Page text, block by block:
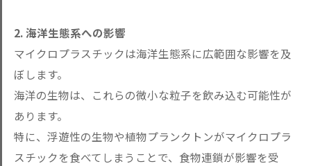
2. 海洋生態系への影響
マイクロプラスチックは海洋生態系に広範囲な影響を及
ぼします。
海洋の生物は、これらの微小な粒子を飲み込む可能性が
あります。
特に、浮遊性の生物や植物プランクトンがマイクロプラ
スチックを食べてしまうことで、食物連鎖が影響を受